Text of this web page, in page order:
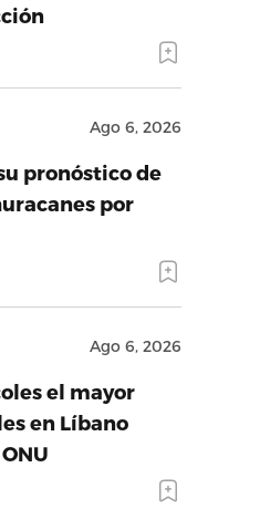
Ago 6, 2026
pronóstico de
por
Ago 6, 2026
el mayor
en Líbano